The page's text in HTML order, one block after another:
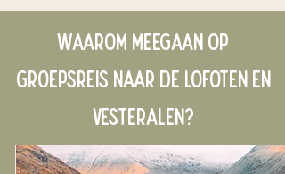
Waarom meegaan op
groepsreis naar de Lofoten en
Vesteralen?